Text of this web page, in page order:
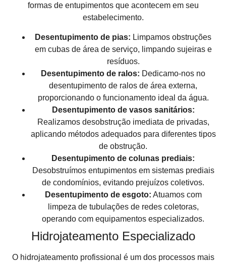
formas de entupimentos que acontecem em seu
estabelecimento.
Desentupimento de pias: Limpamos obstruções
em cubas de área de serviço, limpando sujeiras e
resíduos.
Desentupimento de ralos: Dedicamo-nos no
desentupimento de ralos de área externa,
proporcionando o funcionamento ideal da água.
Desentupimento de vasos sanitários:
Realizamos desobstrução imediata de privadas,
aplicando métodos adequados para diferentes tipos
de obstrução.
Desentupimento de colunas prediais:
Desobstruímos entupimentos em sistemas prediais
de condomínios, evitando prejuízos coletivos.
Desentupimento de esgoto: Atuamos com
limpeza de tubulações de redes coletoras,
operando com equipamentos especializados.
Hidrojateamento Especializado
O hidrojateamento profissional é um dos processos mais